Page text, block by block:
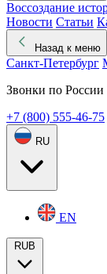
Воссоздание
Новости Статьи
Назад к меню
Санкт-Петербург
Звонки по России
+7 (800) 555-46-75
RU
EN
RUB